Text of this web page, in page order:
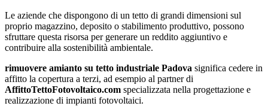
Le aziende che dispongono di un tetto di grandi dimensioni sul
proprio magazzino, deposito o stabilimento produttivo, possono
sfruttare questa risorsa per generare un reddito aggiuntivo e
contribuire alla sostenibilità ambientale.
rimuovere amianto su tetto industriale Padova significa cedere in
affitto la copertura a terzi, ad esempio al partner di
AffittoTettoFotovoltaico.com specializzata nella progettazione e
realizzazione di impianti fotovoltaici.